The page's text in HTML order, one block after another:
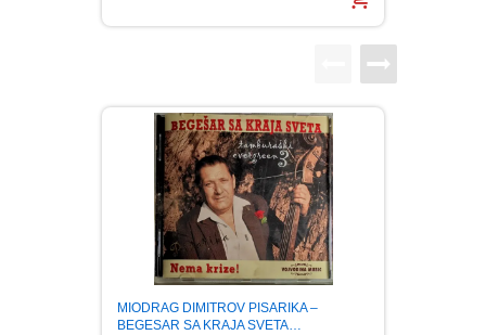
DUH I TELO
EDUKATIVNI
EROTSKI
MIODRAG DIMITROV PISARIKA –
BEGESAR SA KRAJA SVETA…